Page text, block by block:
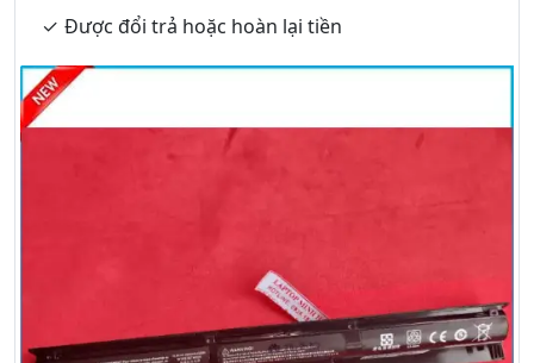
Được đổi trả hoặc hoàn lại tiền